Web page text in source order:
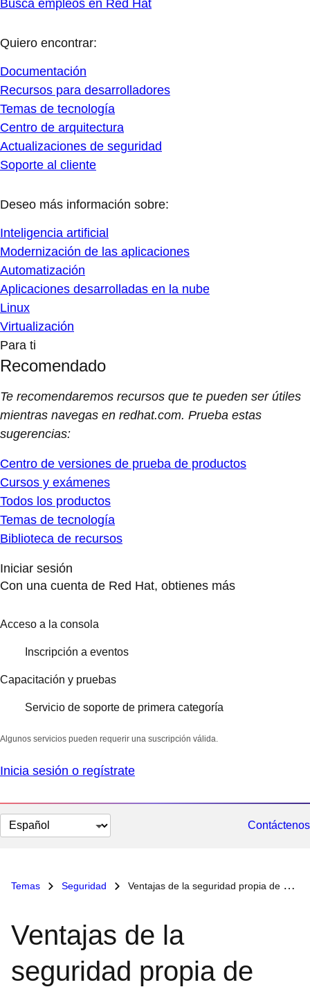
Busca empleos en Red Hat
Quiero encontrar:
Documentación
Recursos para desarrolladores
Temas de tecnología
Centro de arquitectura
Actualizaciones de seguridad
Soporte al cliente
Deseo más información sobre:
Inteligencia artificial
Modernización de las aplicaciones
Automatización
Aplicaciones desarrolladas en la nube
Linux
Virtualización
Para ti
Recomendado
Te recomendaremos recursos que te pueden ser útiles
mientras navegas en redhat.com. Prueba estas
sugerencias:
Centro de versiones de prueba de productos
Cursos y exámenes
Todos los productos
Temas de tecnología
Biblioteca de recursos
Iniciar sesión
Con una cuenta de Red Hat, obtienes más
Acceso a la consola
Inscripción a eventos
Capacitación y pruebas
Servicio de soporte de primera categoría
Algunos servicios pueden requerir una suscripción válida.
Inicia sesión o regístrate
Cambiar
el
Contáctenos
Temas Seguridad Ventajas de la seguridad propia de Kubernetes
Ventajas de la
seguridad propia de